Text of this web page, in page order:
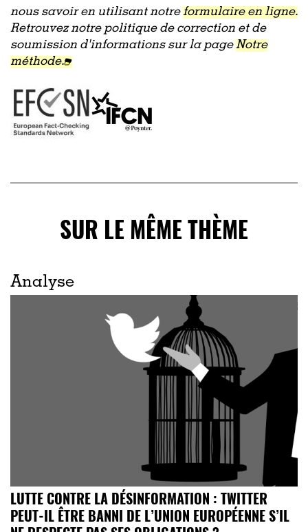
nous savoir en utilisant notreformulaire en ligne.
Retrouvez notre politique de correction et de
soumission d'informations sur la pageNotre
méthode.
SUR LE MÊME THÈME
Analyse
LUTTE CONTRE LA DÉSINFORMATION : TWITTER
PEUT-IL ÊTRE BANNI DE L’UNION EUROPÉENNE S’IL